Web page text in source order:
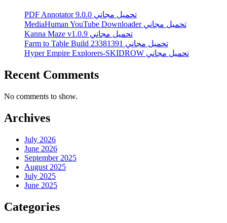
PDF Annotator 9.0.0 تحميل مجاني
MediaHuman YouTube Downloader تحميل مجاني
Kanna Maze v1.0.9 تحميل مجاني
Farm to Table Build 23381391 تحميل مجاني
Hyper Empire Explorers-SKIDROW تحميل مجاني
Recent Comments
No comments to show.
Archives
July 2026
June 2026
September 2025
August 2025
July 2025
June 2025
Categories